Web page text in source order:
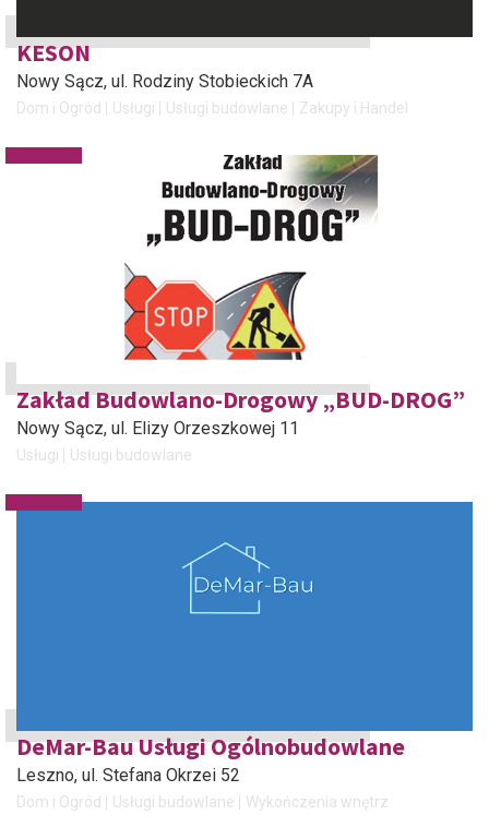
KESON
Nowy Sącz, ul. Rodziny Stobieckich 7A
Dom i Ogród Usługi Usługi budowlane Zakupy i Handel
Zakład Budowlano-Drogowy „BUD-DROG”
Nowy Sącz, ul. Elizy Orzeszkowej 11
Usługi Usługi budowlane
DeMar-Bau Usługi Ogólnobudowlane
Leszno, ul. Stefana Okrzei 52
Dom i Ogród Usługi budowlane Wykończenia wnętrz